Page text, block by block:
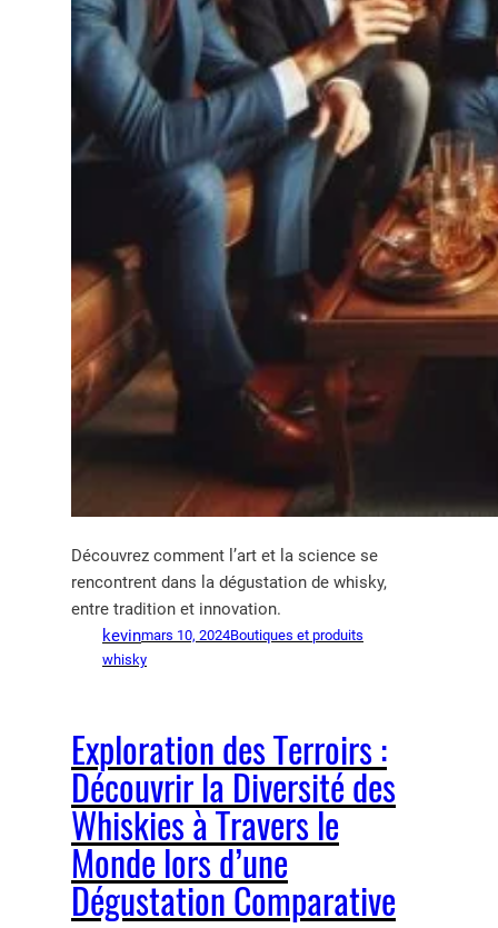
Découvrez comment l’art et la science se
rencontrent dans la dégustation de whisky,
entre tradition et innovation.
kevinmars 10, 2024Boutiques et produits
whisky
Exploration des Terroirs :
Découvrir la Diversité des
Whiskies à Travers le
Monde lors d’une
Dégustation Comparative